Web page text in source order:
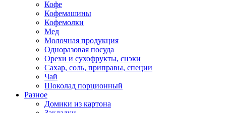
Кофе
Кофемашины
Кофемолки
Мед
Молочная продукция
Одноразовая посуда
Орехи и сухофрукты, снэки
Сахар, соль, приправы, специи
Чай
Шоколад порционный
Разное
Домики из картона